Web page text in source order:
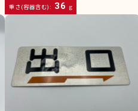
重さ(容器含む): 36 g